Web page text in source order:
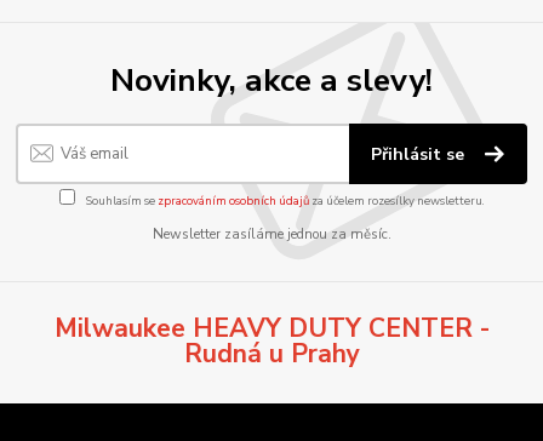
Novinky, akce a slevy!
Přihlásit se
Souhlasím se zpracováním osobních údajůza účelem rozesílky newsletteru.
Newsletter zasíláme jednou za měsíc.
Milwaukee HEAVY DUTY CENTER -
Rudná u Prahy